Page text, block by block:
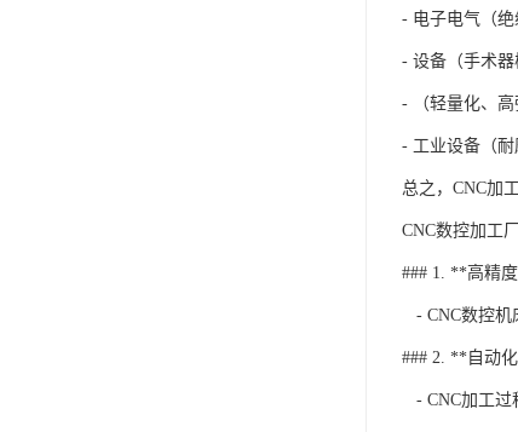
- 电子电气（绝
- 设备（手术器
- （轻量化、高
- 工业设备（耐
总之，CNC加
CNC数控加工
### 1. **高精
- CNC数控机
### 2. **自动
- CNC加工过